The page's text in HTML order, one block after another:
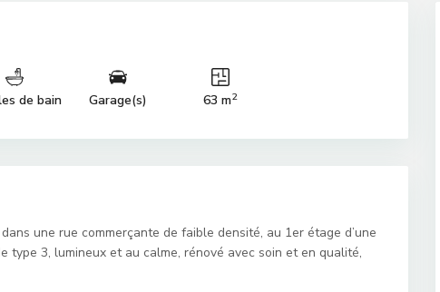
de bain Garage(s) 63 m2
une rue commerçante de faible densité, au 1er étage d’une
type 3, lumineux et au calme, rénové avec soin et en qualité,